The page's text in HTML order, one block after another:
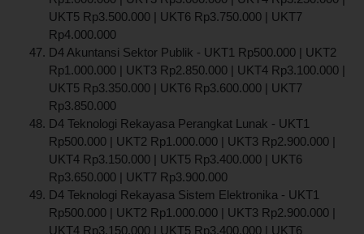
UKT5 Rp3.500.000 | UKT6 Rp3.750.000 | UKT7
Rp4.000.000
D4 Akuntansi Sektor Publik - UKT1 Rp500.000 | UKT2
Rp1.000.000 | UKT3 Rp2.850.000 | UKT4 Rp3.100.000 |
UKT5 Rp3.350.000 | UKT6 Rp3.600.000 | UKT7
Rp3.850.000
D4 Teknologi Rekayasa Perangkat Lunak - UKT1
Rp500.000 | UKT2 Rp1.000.000 | UKT3 Rp2.900.000 |
UKT4 Rp3.150.000 | UKT5 Rp3.400.000 | UKT6
Rp3.650.000 | UKT7 Rp3.900.000
D4 Teknologi Rekayasa Sistem Elektronika - UKT1
Rp500.000 | UKT2 Rp1.000.000 | UKT3 Rp2.900.000 |
UKT4 Rp3.150.000 | UKT5 Rp3.400.000 | UKT6